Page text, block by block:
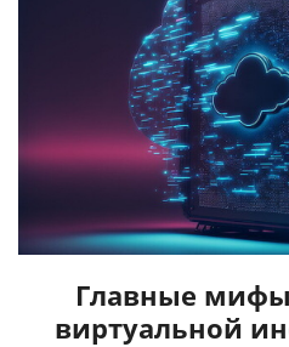
Главные
виртуальной